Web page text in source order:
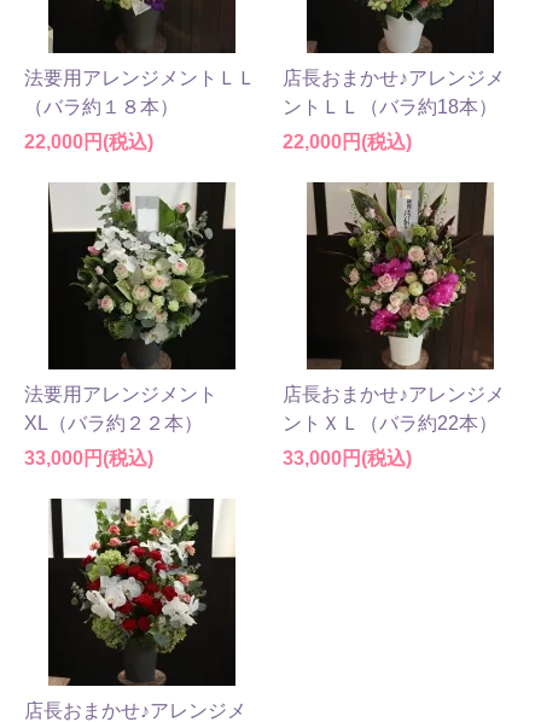
法要用アレンジメントＬＬ
（バラ約１８本）
22,000円(税込)
店長おまかせ♪アレンジメ
ントＬＬ（バラ約18本）
22,000円(税込)
法要用アレンジメント
XL（バラ約２２本）
33,000円(税込)
店長おまかせ♪アレンジメ
ントＸＬ（バラ約22本）
33,000円(税込)
店長おまかせ♪アレンジメ